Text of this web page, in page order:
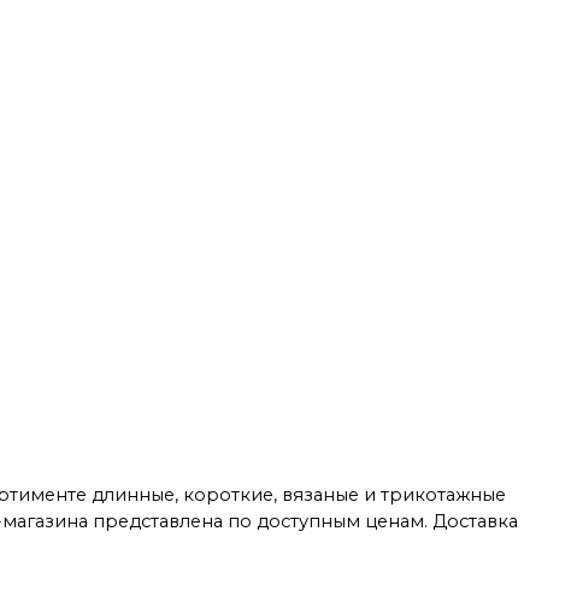
длинные, короткие, вязаные и трикотажные
представлена по доступным ценам. Доставка